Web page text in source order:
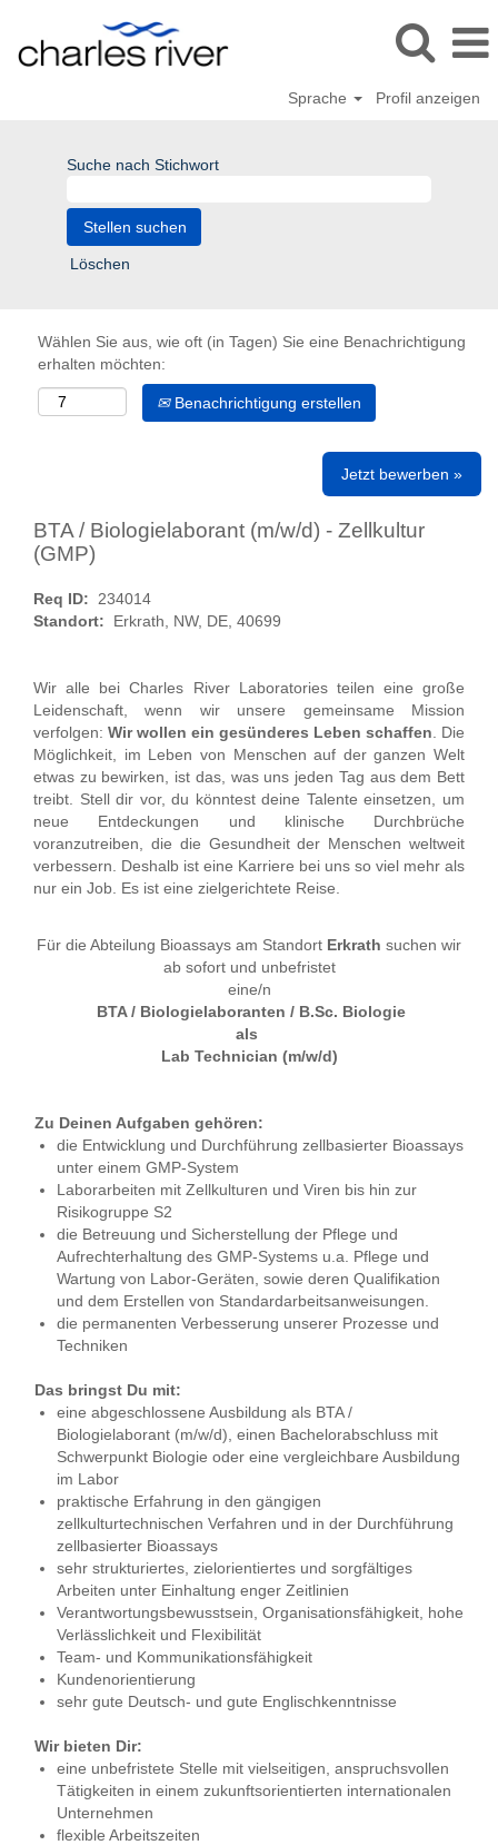
Sprache Profil anzeigen
Suche nach Stichwort
Löschen
Wählen Sie aus, wie oft (in Tagen) Sie eine Benachrichtigung
erhalten möchten:
Benachrichtigung erstellen
Jetzt bewerben »
BTA / Biologielaborant (m/w/d) - Zellkultur
(GMP)
Req ID: 234014
Standort: Erkrath, NW, DE, 40699
Wir alle bei Charles River Laboratories teilen eine große
Leidenschaft, wenn wir unsere gemeinsame Mission
verfolgen: Wir wollen ein gesünderes Leben schaffen . Die
Möglichkeit, im Leben von Menschen auf der ganzen Welt
etwas zu bewirken, ist das, was uns jeden Tag aus dem Bett
treibt. Stell dir vor, du könntest deine Talente einsetzen, um
neue Entdeckungen und klinische Durchbrüche
voranzutreiben, die die Gesundheit der Menschen weltweit
verbessern. Deshalb ist eine Karriere bei uns so viel mehr als
nur ein Job. Es ist eine zielgerichtete Reise.
Für die Abteilung Bioassays am Standort Erkrath suchen wir
ab sofort und unbefristet
eine/n
BTA / Biologielaboranten / B.Sc. Biologie
als
Lab Technician (m/w/d)
Zu Deinen Aufgaben gehören:
die Entwicklung und Durchführung zellbasierter Bioassays
unter einem GMP-System
Laborarbeiten mit Zellkulturen und Viren bis hin zur
Risikogruppe S2
die Betreuung und Sicherstellung der Pflege und
Aufrechterhaltung des GMP-Systems u.a. Pflege und
Wartung von Labor-Geräten, sowie deren Qualifikation
und dem Erstellen von Standardarbeitsanweisungen.
die permanenten Verbesserung unserer Prozesse und
Techniken
Das bringst Du mit:
eine abgeschlossene Ausbildung als BTA /
Biologielaborant (m/w/d), einen Bachelorabschluss mit
Schwerpunkt Biologie oder eine vergleichbare Ausbildung
im Labor
praktische Erfahrung in den gängigen
zellkulturtechnischen Verfahren und in der Durchführung
zellbasierter Bioassays
sehr strukturiertes, zielorientiertes und sorgfältiges
Arbeiten unter Einhaltung enger Zeitlinien
Verantwortungsbewusstsein, Organisationsfähigkeit, hohe
Verlässlichkeit und Flexibilität
Team- und Kommunikationsfähigkeit
Kundenorientierung
sehr gute Deutsch- und gute Englischkenntnisse
Wir bieten Dir:
eine unbefristete Stelle mit vielseitigen, anspruchsvollen
Tätigkeiten in einem zukunftsorientierten internationalen
Unternehmen
flexible Arbeitszeiten